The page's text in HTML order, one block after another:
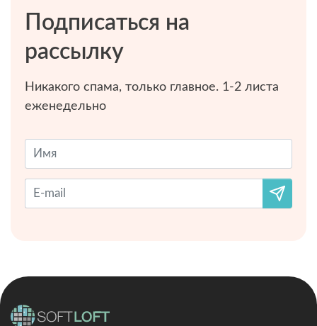
Подписаться на
рассылку
Никакого спама, только главное. 1-2 листа
еженедельно